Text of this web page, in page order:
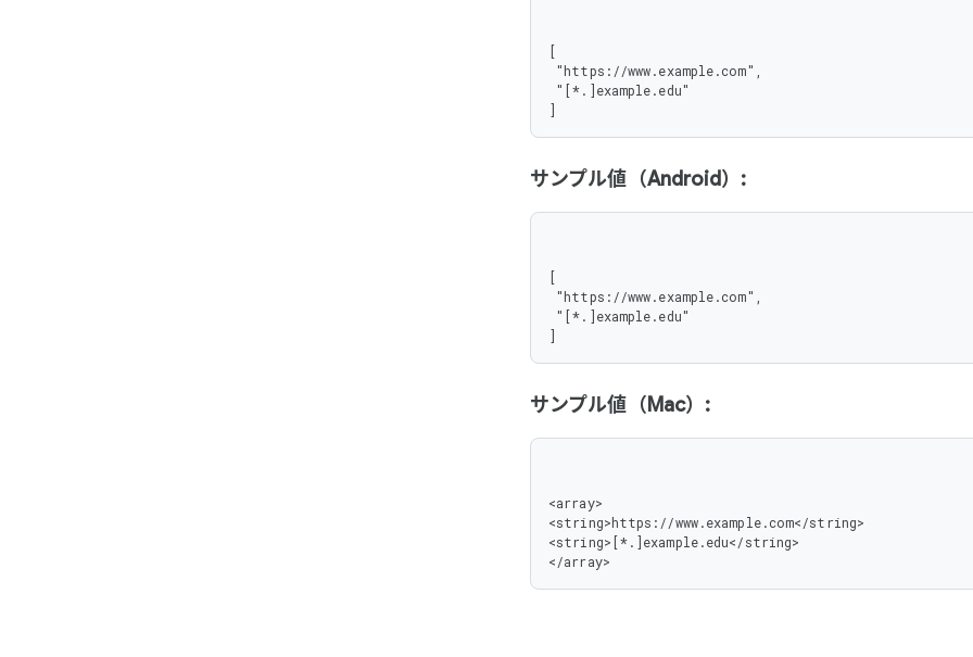
[
]
サンプル値（Android）:
[
]
サンプル値（Mac）:
<array>
<string>https://www.example.com</string>
<string>[*.]example.edu</string>
</array>